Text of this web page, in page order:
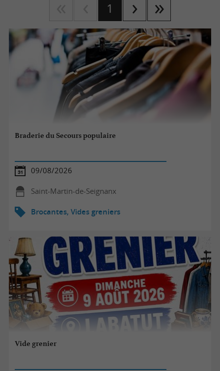
1
Braderie du Secours populaire
09/08/2026
Saint-Martin-de-Seignanx
Brocantes, Vides greniers
Vide grenier